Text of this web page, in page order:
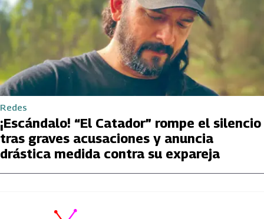
Redes
¡Escándalo! “El Catador” rompe el silencio
tras graves acusaciones y anuncia
drástica medida contra su expareja